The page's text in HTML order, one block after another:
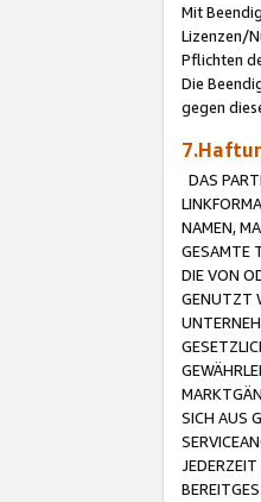
Mit
Lizenzen/
Pflichten
Die
gegen
DAS
NAMEN,
GESAMTE
DIE VON
GENUTZT
SICH AUS